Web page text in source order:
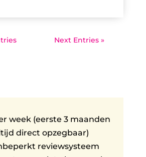
Next Entries »
week (eerste 3 maanden
direct opzegbaar)
reviewsysteem